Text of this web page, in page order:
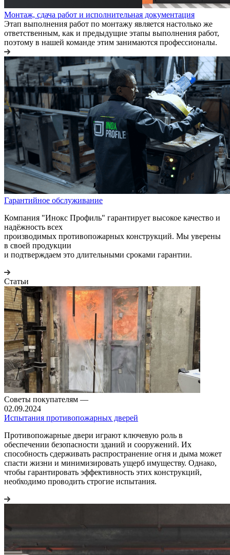
Монтаж, сдача работ и исполнительная документация
Этап выполнения работ по монтажу является настолько же
ответственным, как и предыдущие этапы выполнения работ,
поэтому в нашей команде этим занимаются профессионалы.
Гарантийное обслуживание
Компания "Инокс Профиль" гарантирует высокое качество и
надёжность всех
производимых противопожарных конструкций. Мы уверены
в своей продукции
и подтверждаем это длительными сроками гарантии.
Статьи
Советы покупателям —
02.09.2024
Испытания противопожарных дверей
Противопожарные двери играют ключевую роль в
обеспечении безопасности зданий и сооружений. Их
способность сдерживать распространение огня и дыма может
спасти жизни и минимизировать ущерб имуществу. Однако,
чтобы гарантировать эффективность этих конструкций,
необходимо проводить строгие испытания.